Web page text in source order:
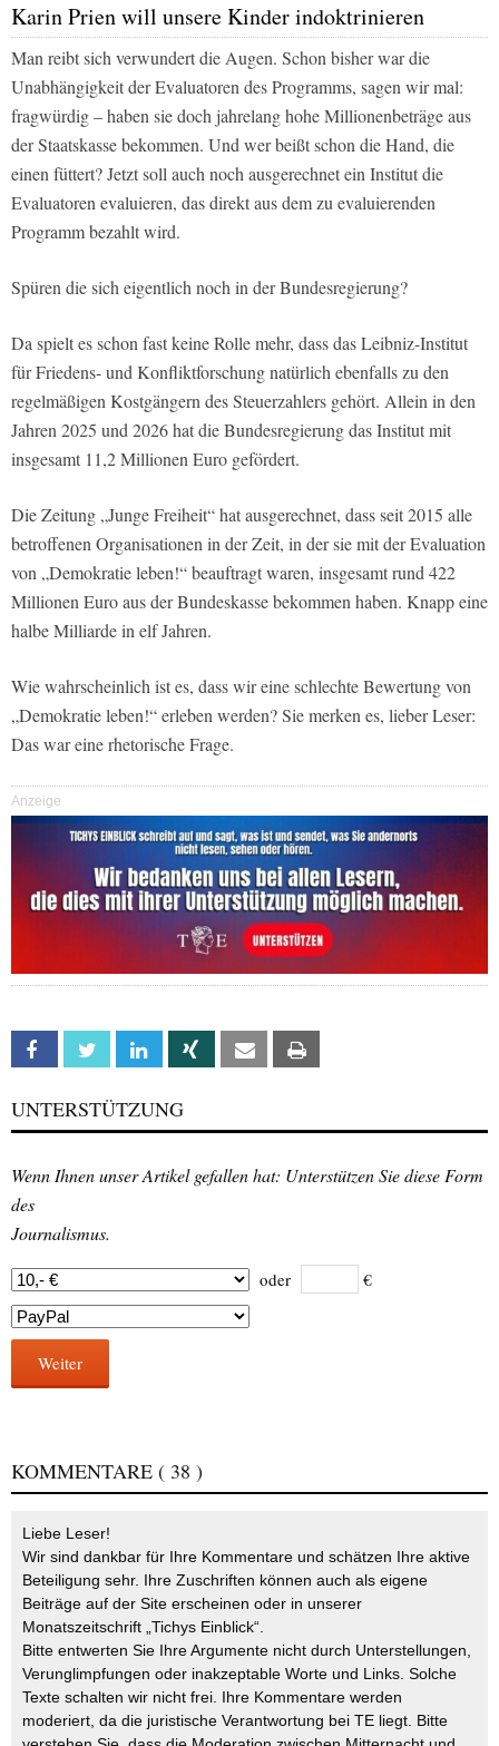
Karin Prien will unsere Kinder indoktrinieren
Man reibt sich verwundert die Augen. Schon bisher war die
Unabhängigkeit der Evaluatoren des Programms, sagen wir mal:
fragwürdig – haben sie doch jahrelang hohe Millionenbeträge aus
der Staatskasse bekommen. Und wer beißt schon die Hand, die
einen füttert? Jetzt soll auch noch ausgerechnet ein Institut die
Evaluatoren evaluieren, das direkt aus dem zu evaluierenden
Programm bezahlt wird.
Spüren die sich eigentlich noch in der Bundesregierung?
Da spielt es schon fast keine Rolle mehr, dass das Leibniz-Institut
für Friedens- und Konfliktforschung natürlich ebenfalls zu den
regelmäßigen Kostgängern des Steuerzahlers gehört. Allein in den
Jahren 2025 und 2026 hat die Bundesregierung das Institut mit
insgesamt 11,2 Millionen Euro gefördert.
Die Zeitung „Junge Freiheit“ hat ausgerechnet, dass seit 2015 alle
betroffenen Organisationen in der Zeit, in der sie mit der Evaluation
von „Demokratie leben!“ beauftragt waren, insgesamt rund 422
Millionen Euro aus der Bundeskasse bekommen haben. Knapp eine
halbe Milliarde in elf Jahren.
Wie wahrscheinlich ist es, dass wir eine schlechte Bewertung von
„Demokratie leben!“ erleben werden? Sie merken es, lieber Leser:
Das war eine rhetorische Frage.
Anzeige
Facebook Twitter Linkedin Xing Email
UNTERSTÜTZUNG
Wenn Ihnen unser Artikel gefallen hat: Unterstützen Sie diese Form
des
Journalismus.
oder €
Weiter
KOMMENTARE ( 38 )
Liebe Leser!
Wir sind dankbar für Ihre Kommentare und schätzen Ihre aktive
Beteiligung sehr. Ihre Zuschriften können auch als eigene
Beiträge auf der Site erscheinen oder in unserer
Monatszeitschrift „Tichys Einblick“.
Bitte entwerten Sie Ihre Argumente nicht durch Unterstellungen,
Verunglimpfungen oder inakzeptable Worte und Links. Solche
Texte schalten wir nicht frei. Ihre Kommentare werden
moderiert, da die juristische Verantwortung bei TE liegt. Bitte